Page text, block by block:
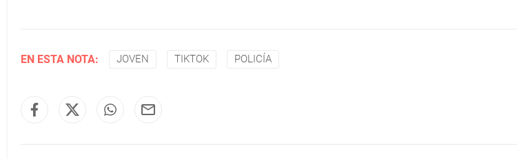
EN ESTA NOTA: JOVEN TIKTOK POLICÍA